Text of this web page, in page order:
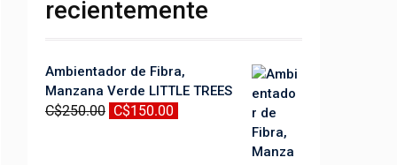
recientemente
Ambientador de Fibra,
Manzana Verde LITTLE TREES
C$250.00 El
C$150.00